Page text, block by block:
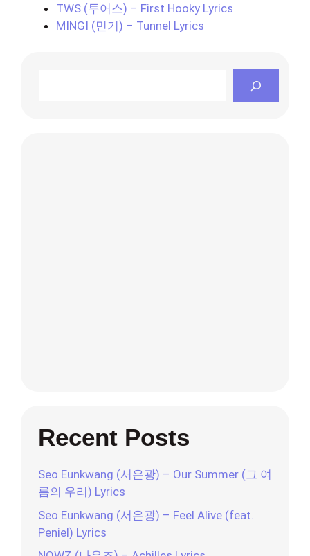
TWS (투어스) – First Hooky Lyrics
MINGI (민기) – Tunnel Lyrics
Recent Posts
Seo Eunkwang (서은광) – Our Summer (그 여
름의 우리) Lyrics
Seo Eunkwang (서은광) – Feel Alive (feat.
Peniel) Lyrics